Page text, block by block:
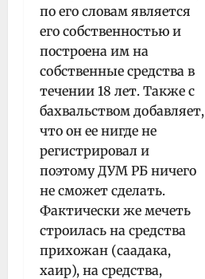
по его словам является
его собственностью и
построена им на
собственные средства в
течении 18 лет. Также с
бахвальством добавляет,
что он ее нигде не
регистрировал и
поэтому ДУМ РБ ничего
не сможет сделать.
Фактически же мечеть
строилась на средства
прихожан (саадака,
хаир), на средства,